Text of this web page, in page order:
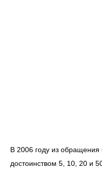
В 2006 году из
достоинством 5, 10, 20 и